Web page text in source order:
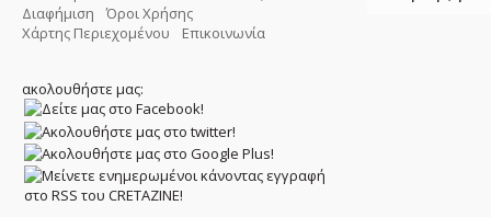
Διαφήμιση
Όροι Χρήσης
Χάρτης Περιεχομένου
Επικοινωνία
ακολουθήστε μας: